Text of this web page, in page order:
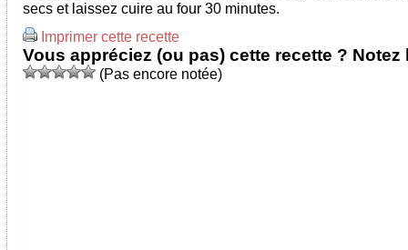
secs et laissez cuire au four 30 minutes.
Imprimer cette recette
Vous appréciez (ou pas) cette recette ? Notez
(Pas encore notée)